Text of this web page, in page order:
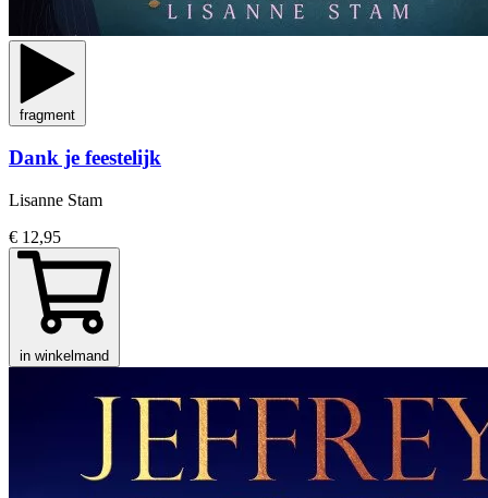
fragment
Dank je feestelijk
Lisanne Stam
€ 12,95
in winkelmand